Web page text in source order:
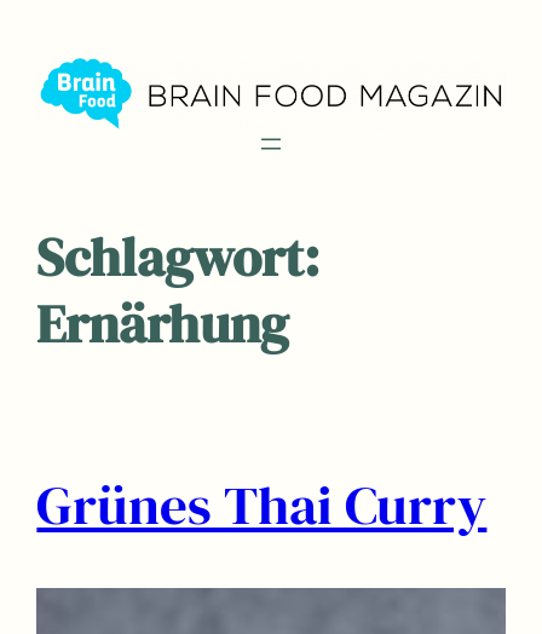
Inhalt
springen
Schlagwort:
Ernärhung
Grünes Thai Curry